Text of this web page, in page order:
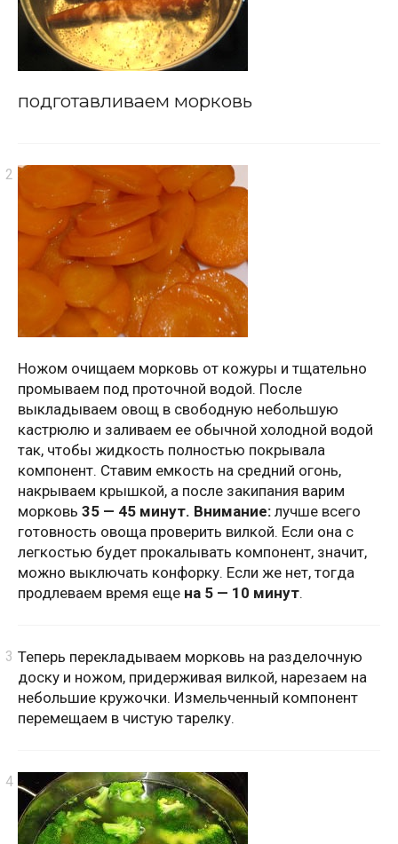
подготавливаем морковь
Ножом очищаем морковь от кожуры и тщательно
промываем под проточной водой. После
выкладываем овощ в свободную небольшую
кастрюлю и заливаем ее обычной холодной водой
так, чтобы жидкость полностью покрывала
компонент. Ставим емкость на средний огонь,
накрываем крышкой, а после закипания варим
морковь 35 — 45 минут. Внимание: лучше всего
готовность овоща проверить вилкой. Если она с
легкостью будет прокалывать компонент, значит,
можно выключать конфорку. Если же нет, тогда
продлеваем время еще на 5 — 10 минут.
Теперь перекладываем морковь на разделочную
доску и ножом, придерживая вилкой, нарезаем на
небольшие кружочки. Измельченный компонент
перемещаем в чистую тарелку.